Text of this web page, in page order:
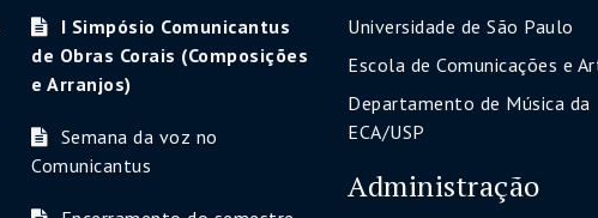
I Simpósio Comunicantus
de Obras Corais (Composições
e Arranjos)
Semana da voz no
Comunicantus
Universidade de São Paulo
Escola de Comunicações e
Departamento de Música da
ECA/USP
Administração